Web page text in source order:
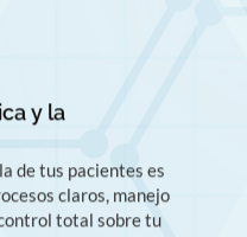
de tus pacientes es
claros, manejo
total sobre tu